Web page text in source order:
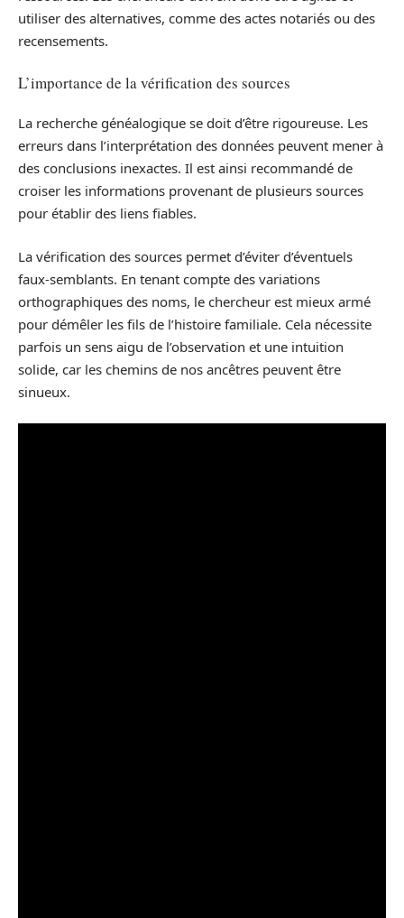
utiliser des alternatives, comme des actes notariés ou des
recensements.
L’importance de la vérification des sources
La recherche généalogique se doit d’être rigoureuse. Les
erreurs dans l’interprétation des données peuvent mener à
des conclusions inexactes. Il est ainsi recommandé de
croiser les informations provenant de plusieurs sources
pour établir des liens fiables.
La vérification des sources permet d’éviter d’éventuels
faux-semblants. En tenant compte des variations
orthographiques des noms, le chercheur est mieux armé
pour démêler les fils de l’histoire familiale. Cela nécessite
parfois un sens aigu de l’observation et une intuition
solide, car les chemins de nos ancêtres peuvent être
sinueux.